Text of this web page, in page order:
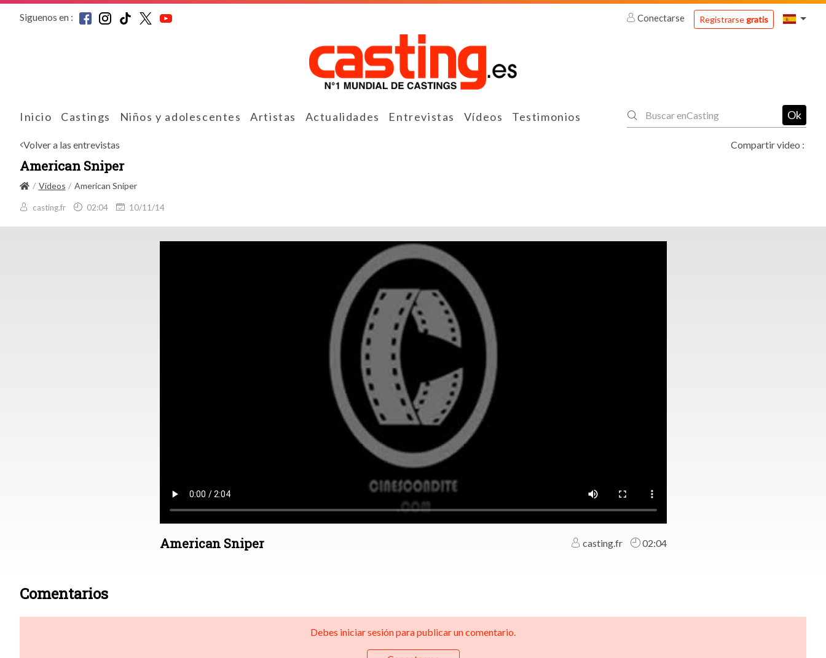
Siguenos en : Conectarse Registrarsegratis
Inicio Castings Niños y adolescentes Artistas Actualidades Entrevistas Vídeos Testimonios Ok
Volver a las entrevistas Compartir video :
American Sniper
Vídeos American Sniper
casting.fr 02:04 10/11/14
American Sniper casting.fr 02:04
Comentarios
Debes iniciar sesión para publicar un comentario.